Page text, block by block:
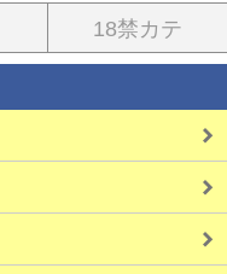
18禁カテ